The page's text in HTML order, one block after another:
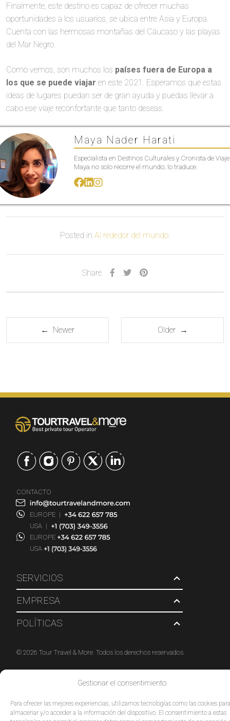
Gestionar el consentimiento
Para ofrecer las mejores experiencias, utilizamos tecnologías como las cookies para
almacenar y/o acceder a la información del dispositivo. El consentimiento a estas
Finalmente, este destino es capaz de ofrecer muchas
oportunidades a los usuarios, se ubica entre Asia y Europa.
Cuenta con las hermosas montañas del Cáucaso y las playas
del Mar Negro.
Como vemos, son muchos los países fuera de Europa a
los que se puede viajar en este 2021. Esperamos que estas
ideas de lugares puedan ser de gran ayuda y puedas llevar a
cabo ese viaje reconfortante que tanto deseas.
Maya Nader Harati
Especialista en Destinos Culturales y Cronista de
Maya no solo recorre el mundo; lo traduce.
Posted in Al rededor del mundo.
Share
← Newer Older →
SERVICIOS
EMPRESA
POLÍTICAS
CONTACTO
EUROPE |
USA |
EUROPE
USA
© 2026 Tour Travel & More. Todos los derechos reservados.